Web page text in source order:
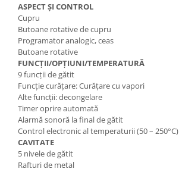
ASPECT ȘI CONTROL
Cupru
Butoane rotative de cupru
Programator analogic, ceas
Butoane rotative
FUNCȚII/OPȚIUNI/TEMPERATURĂ
9 funcții de gătit
Funcție curățare: Curățare cu vapori
Alte funcții: decongelare
Timer oprire automată
Alarmă sonoră la final de gătit
Control electronic al temperaturii (50 – 250°C)
CAVITATE
5 nivele de gătit
Rafturi de metal